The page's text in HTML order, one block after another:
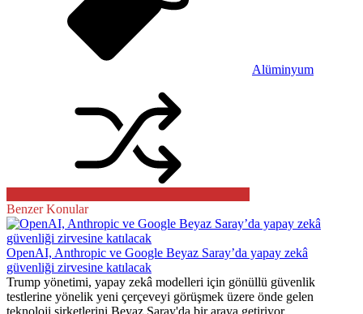
Alüminyum
Benzer Konular
OpenAI, Anthropic ve Google Beyaz Saray’da yapay zekâ
güvenliği zirvesine katılacak
Trump yönetimi, yapay zekâ modelleri için gönüllü güvenlik
testlerine yönelik yeni çerçeveyi görüşmek üzere önde gelen
teknoloji şirketlerini Beyaz Saray'da bir araya getiriyor.